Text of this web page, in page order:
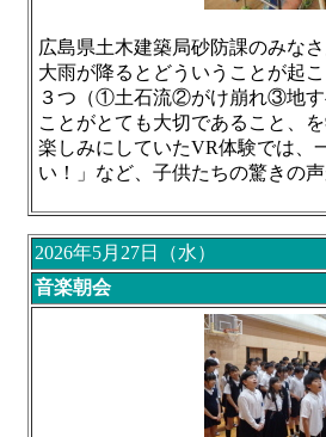
広島県土木建築局砂防課のみな
大雨が降るとどういうことが起
３つ（①土石流②がけ崩れ③地す
ことがとても大切であること、を
楽しみにしていたVR体験では、
い！」など、子供たちの驚きの
2026年5月27日（水）
音楽朝会